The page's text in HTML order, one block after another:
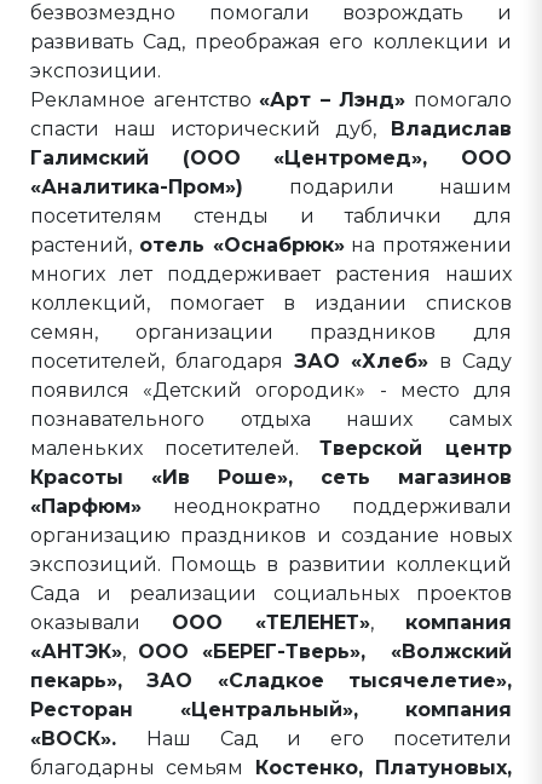
безвозмездно помогали возрождать и
развивать Сад, преображая его коллекции и
экспозиции.
Рекламное агентство«Арт – Лэнд» помогало
спасти наш исторический дуб, Владислав
Галимский (ООО «Центромед», ООО
«Аналитика-Пром») подарили нашим
посетителям стенды и таблички для
растений, отель «Оснабрюк»на протяжении
многих лет поддерживает растения наших
коллекций, помогает в издании списков
семян, организации праздников для
посетителей, благодаря ЗАО «Хлеб» в Саду
появился «Детский огородик» - место для
познавательного отдыха наших самых
маленьких посетителей.Тверской центр
Красоты «Ив Роше», сеть магазинов
«Парфюм» неоднократно поддерживали
организацию праздников и создание новых
экспозиций. Помощь в развитии коллекций
Сада и реализации социальных проектов
оказывали ООО «ТЕЛЕНЕТ», компания
«АНТЭК», ООО «БЕРЕГ-Тверь», «Волжский
пекарь», ЗАО «Сладкое тысячелетие»,
Ресторан «Центральный», компания
«ВОСК». Наш Сад и его посетители
благодарны семьям Костенко, Платуновых,